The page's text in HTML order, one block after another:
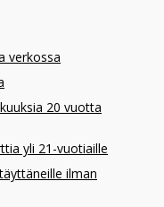
verkossa
20 vuotta
yli 21-vuotiaille
ilman